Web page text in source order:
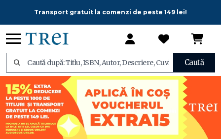
Transport gratuit la comenzi de peste 149 lei!
Caută